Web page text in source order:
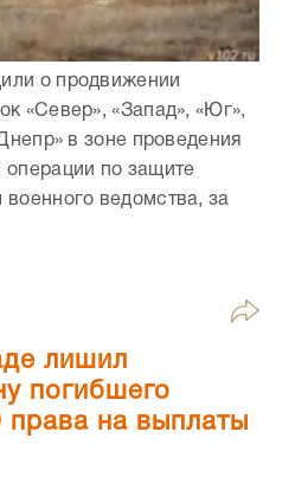
о продвижении
«Север», «Запад», «Юг»,
в зоне проведения
операции по защите
ведомства, за
лишил
погибшего
на выплаты